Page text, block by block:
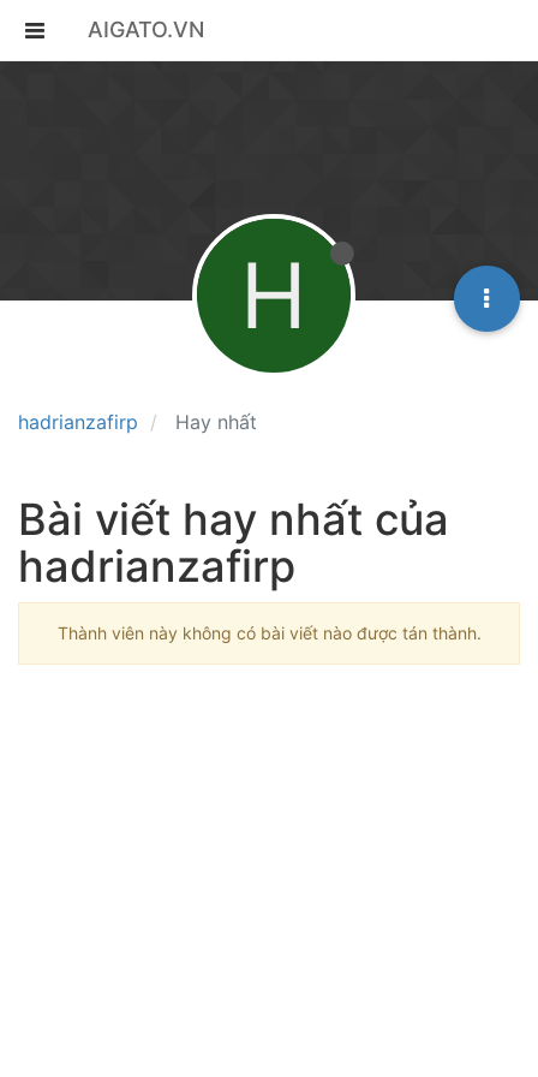
AIGATO.VN
hadrianzafirp Hay nhất
H
Bài viết hay nhất của
hadrianzafirp
Thành viên này không có bài viết nào được tán thành.